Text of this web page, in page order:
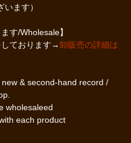
ます）
す/Wholesale】
ております→卸販売の詳細は
& second-hand record /
wholesaleed
each product